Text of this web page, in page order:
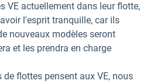
VE actuellement dans leur flotte,
l'esprit tranquille, car ils
nouveaux modèles seront
et les prendra en charge
flottes pensent aux VE, nous